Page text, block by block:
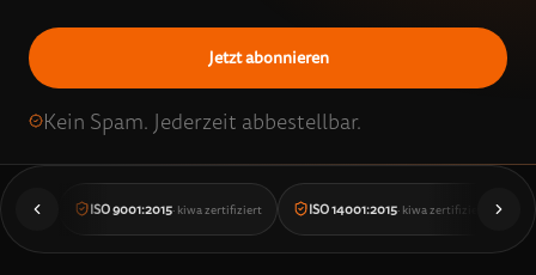
Kein Spam. Jederzeit abbestellbar.
ISO 9001:2015· kiwa zertifiziert ISO 14001:2015· kiwa zertifiziert